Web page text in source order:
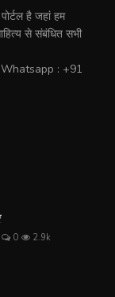
है जहां हम
से संबंधित सभी
Whatsapp : +91
0 2.9k